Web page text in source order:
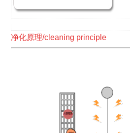
净化原理/cleaning principle